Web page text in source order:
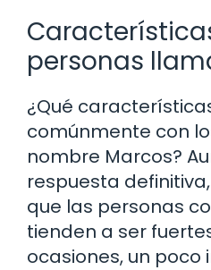
personas
¿Qué
comúnmente con
nombre Marcos?
respuesta
que las personas
tienden a ser
ocasiones, un poco